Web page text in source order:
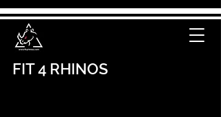
FIT 4 RHINOS